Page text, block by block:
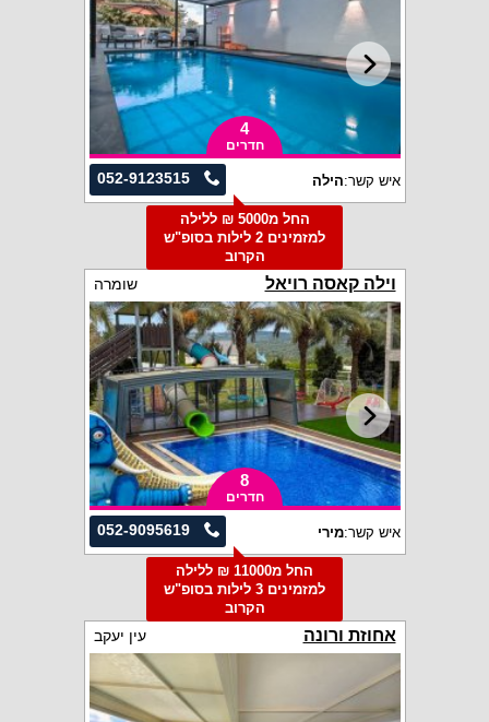
4
חדרים
052-9123515 איש קשר:הילה
החל מ5000 ₪ ללילה
למזמינים 2 לילות בסופ"ש
הקרוב
וילה קאסה רויאל שומרה
8
חדרים
052-9095619 איש קשר:מירי
החל מ11000 ₪ ללילה
למזמינים 3 לילות בסופ"ש
הקרוב
אחוזת ורונה עין יעקב